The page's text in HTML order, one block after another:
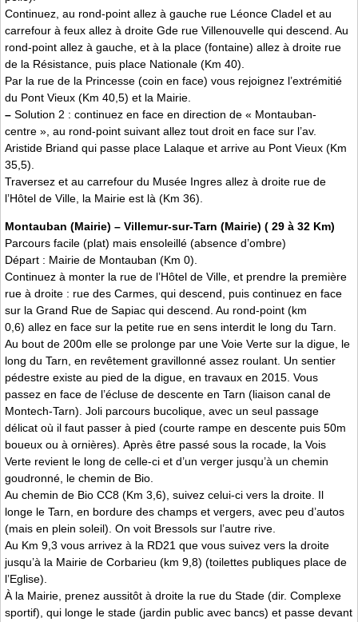
Continuez, au rond-point allez à gauche rue Léonce Cladel et au
carrefour à feux allez à droite Gde rue Villenouvelle qui descend. Au
rond-point allez à gauche, et à la place (fontaine) allez à droite rue
de la Résistance, puis place Nationale (Km 40).
Par la rue de la Princesse (coin en face) vous rejoignez l’extrémitié
du Pont Vieux (Km 40,5) et la Mairie.
– Solution 2 : continuez en face en direction de « Montauban-
centre », au rond-point suivant allez tout droit en face sur l’av.
Aristide Briand qui passe place Lalaque et arrive au Pont Vieux (Km
35,5).
Traversez et au carrefour du Musée Ingres allez à droite rue de
l’Hôtel de Ville, la Mairie est là (Km 36).
Montauban (Mairie) – Villemur-sur-Tarn (Mairie) ( 29 à 32 Km)
Parcours facile (plat) mais ensoleillé (absence d’ombre)
Départ : Mairie de Montauban (Km 0).
Continuez à monter la rue de l’Hôtel de Ville, et prendre la première
rue à droite : rue des Carmes, qui descend, puis continuez en face
sur la Grand Rue de Sapiac qui descend. Au rond-point (km
0,6) allez en face sur la petite rue en sens interdit le long du Tarn.
Au bout de 200m elle se prolonge par une Voie Verte sur la digue, le
long du Tarn, en revêtement gravillonné assez roulant. Un sentier
pédestre existe au pied de la digue, en travaux en 2015. Vous
passez en face de l’écluse de descente en Tarn (liaison canal de
Montech-Tarn). Joli parcours bucolique, avec un seul passage
délicat où il faut passer à pied (courte rampe en descente puis 50m
boueux ou à ornières). Après être passé sous la rocade, la Vois
Verte revient le long de celle-ci et d’un verger jusqu’à un chemin
goudronné, le chemin de Bio.
Au chemin de Bio CC8 (Km 3,6), suivez celui-ci vers la droite. Il
longe le Tarn, en bordure des champs et vergers, avec peu d’autos
(mais en plein soleil). On voit Bressols sur l’autre rive.
Au Km 9,3 vous arrivez à la RD21 que vous suivez vers la droite
jusqu’à la Mairie de Corbarieu (km 9,8) (toilettes publiques place de
l’Eglise).
À la Mairie, prenez aussitôt à droite la rue du Stade (dir. Complexe
sportif), qui longe le stade (jardin public avec bancs) et passe devant